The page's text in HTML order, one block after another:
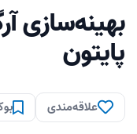
بهینه‌سازی
پایتون
علاقه‌مندی